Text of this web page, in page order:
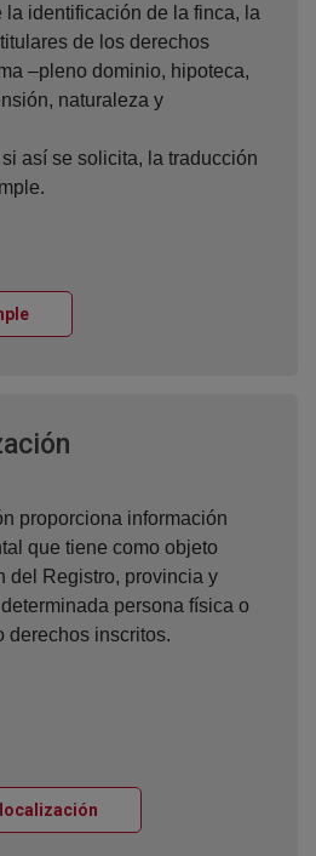
la identificación de la finca, la
de los derechos
–pleno dominio, hipoteca,
naturaleza y
así se solicita, la traducción
Ventana nueva
proporciona información
que tiene como objeto
del Registro, provincia y
persona física o
derechos inscritos.